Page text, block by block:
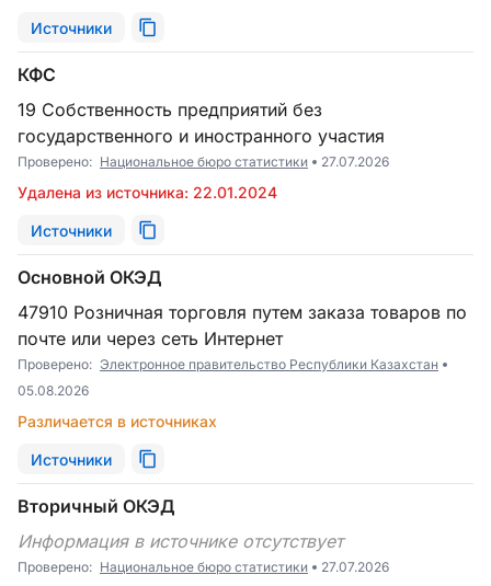
Источники
КФС
19 Собственность предприятий без
государственного и иностранного участия
Проверено: Национальное бюро статистики 27.07.2026
Удалена из источника: 22.01.2024
Источники
Основной ОКЭД
47910 Розничная торговля путем заказа товаров по
почте или через сеть Интернет
Проверено: Электронное правительство Республики Казахстан
05.08.2026
Различается в источниках
Источники
Вторичный ОКЭД
Информация в источнике отсутствует
Проверено: Национальное бюро статистики 27.07.2026